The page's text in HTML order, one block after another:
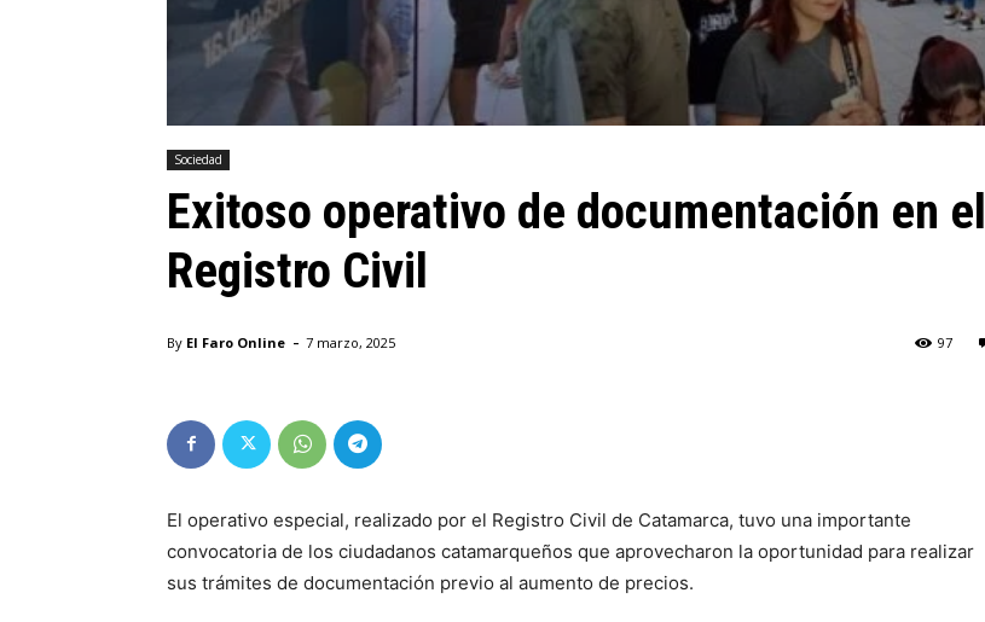
Sociedad
Exitoso operativo de documentación en el
Registro Civil
By El Faro Online - 7 marzo, 2025 97
El operativo especial, realizado por el Registro Civil de Catamarca, tuvo una importante
convocatoria de los ciudadanos catamarqueños que aprovecharon la oportunidad para realizar
sus trámites de documentación previo al aumento de precios.